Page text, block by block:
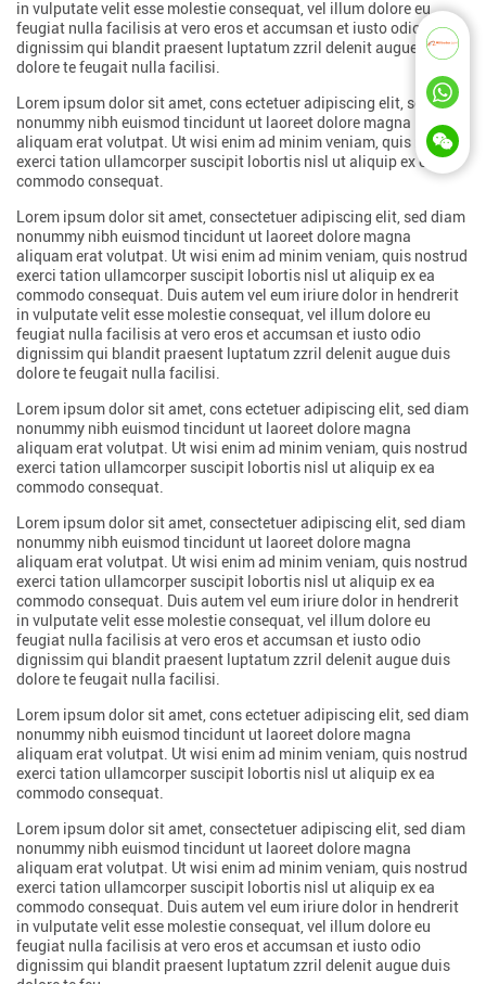
in vulputate velit esse molestie consequat, vel illum dolore eu
feugiat nulla facilisis at vero eros et accumsan et iusto odio
dignissim qui blandit praesent luptatum zzril delenit augue duis
dolore te feugait nulla facilisi.
Lorem ipsum dolor sit amet, cons ectetuer adipiscing elit, sed diam
nonummy nibh euismod tincidunt ut laoreet dolore magna
aliquam erat volutpat. Ut wisi enim ad minim veniam, quis nostrud
exerci tation ullamcorper suscipit lobortis nisl ut aliquip ex ea
commodo consequat.
Lorem ipsum dolor sit amet, consectetuer adipiscing elit, sed diam
nonummy nibh euismod tincidunt ut laoreet dolore magna
aliquam erat volutpat. Ut wisi enim ad minim veniam, quis nostrud
exerci tation ullamcorper suscipit lobortis nisl ut aliquip ex ea
commodo consequat. Duis autem vel eum iriure dolor in hendrerit
in vulputate velit esse molestie consequat, vel illum dolore eu
feugiat nulla facilisis at vero eros et accumsan et iusto odio
dignissim qui blandit praesent luptatum zzril delenit augue duis
dolore te feugait nulla facilisi.
Lorem ipsum dolor sit amet, cons ectetuer adipiscing elit, sed diam
nonummy nibh euismod tincidunt ut laoreet dolore magna
aliquam erat volutpat. Ut wisi enim ad minim veniam, quis nostrud
exerci tation ullamcorper suscipit lobortis nisl ut aliquip ex ea
commodo consequat.
Lorem ipsum dolor sit amet, consectetuer adipiscing elit, sed diam
nonummy nibh euismod tincidunt ut laoreet dolore magna
aliquam erat volutpat. Ut wisi enim ad minim veniam, quis nostrud
exerci tation ullamcorper suscipit lobortis nisl ut aliquip ex ea
commodo consequat. Duis autem vel eum iriure dolor in hendrerit
in vulputate velit esse molestie consequat, vel illum dolore eu
feugiat nulla facilisis at vero eros et accumsan et iusto odio
dignissim qui blandit praesent luptatum zzril delenit augue duis
dolore te feugait nulla facilisi.
Lorem ipsum dolor sit amet, cons ectetuer adipiscing elit, sed diam
nonummy nibh euismod tincidunt ut laoreet dolore magna
aliquam erat volutpat. Ut wisi enim ad minim veniam, quis nostrud
exerci tation ullamcorper suscipit lobortis nisl ut aliquip ex ea
commodo consequat.
Lorem ipsum dolor sit amet, consectetuer adipiscing elit, sed diam
nonummy nibh euismod tincidunt ut laoreet dolore magna
aliquam erat volutpat. Ut wisi enim ad minim veniam, quis nostrud
exerci tation ullamcorper suscipit lobortis nisl ut aliquip ex ea
commodo consequat. Duis autem vel eum iriure dolor in hendrerit
in vulputate velit esse molestie consequat, vel illum dolore eu
feugiat nulla facilisis at vero eros et accumsan et iusto odio
dignissim qui blandit praesent luptatum zzril delenit augue duis